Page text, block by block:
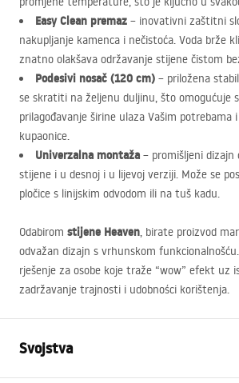
Easy Clean premaz – inovativni zaštitni
nakupljanje kamenca i nečistoća. Voda brže
znatno olakšava održavanje stijene čistom
Podesivi nosač (120 cm) – priložena
se skratiti na željenu duljinu, što omogućuje
prilagođavanje širine ulaza Vašim potrebama
kupaonice.
Univerzalna montaža – promišljeni
stijene i u desnoj i u lijevoj verziji. Može se
pločice s linijskim odvodom ili na tuš kadu.
Odabirom stijene Heaven, birate proizvod
odvažan dizajn s vrhunskom
rješenje za osobe koje traže “wow” efekt uz
zadržavanje trajnosti i udobności korištenja.
Svojstva